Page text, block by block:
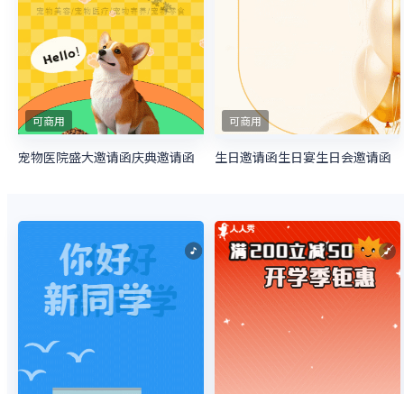
可商用
宠物医院盛大邀请函庆典邀请函
可商用
生日邀请函生日宴生日会邀请函